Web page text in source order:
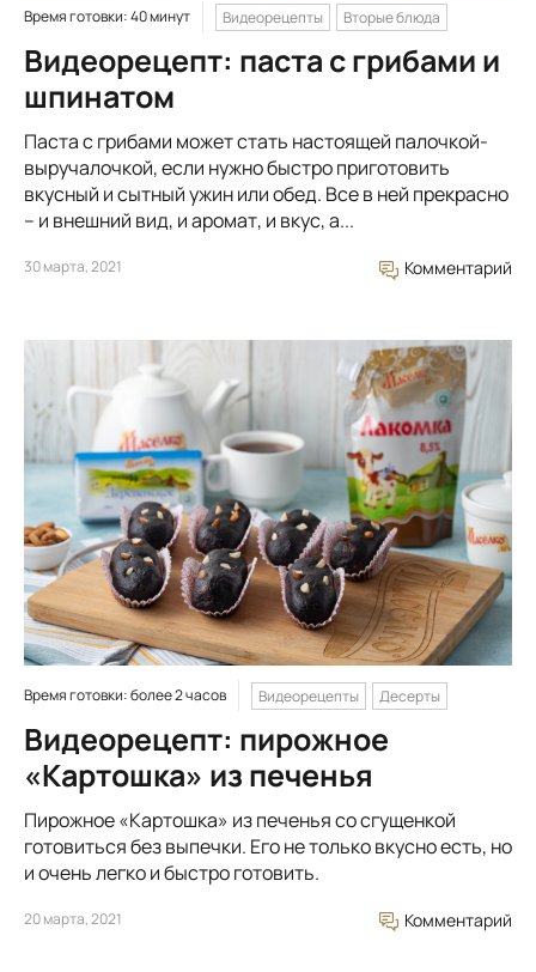
Время готовки: 40 минут Видеорецепты Вторые блюда
Видеорецепт: паста с грибами и
шпинатом
Паста с грибами может стать настоящей палочкой-
выручалочкой, если нужно быстро приготовить
вкусный и сытный ужин или обед. Все в ней прекрасно
– и внешний вид, и аромат, и вкус, а...
30 марта, 2021 Комментарий
Время готовки: более 2 часов Видеорецепты Десерты
Видеорецепт: пирожное
«Картошка» из печенья
Пирожное «Картошка» из печенья со сгущенкой
готовиться без выпечки. Его не только вкусно есть, но
и очень легко и быстро готовить.
20 марта, 2021 Комментарий